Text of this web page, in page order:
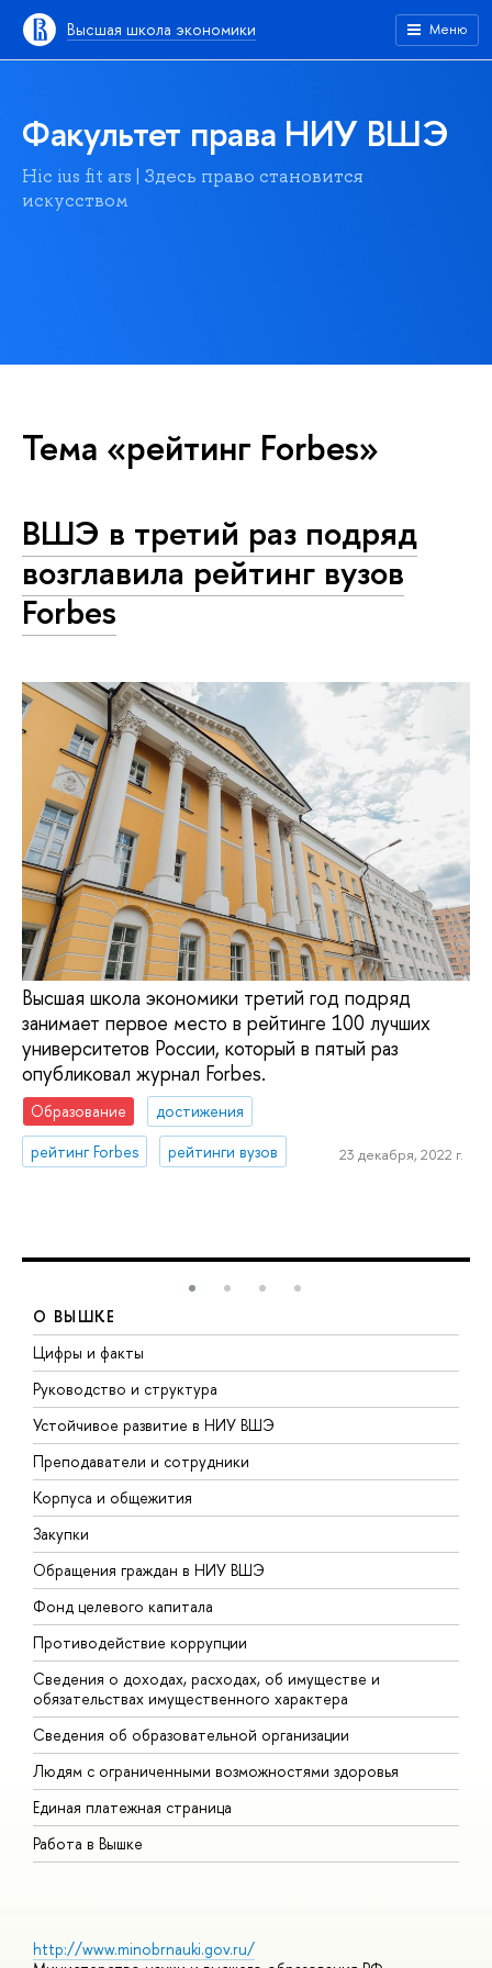
Высшая школа экономики Меню
Факультет права НИУ ВШЭ
Hic ius fit ars | Здесь право становится
искусством
Тема «рейтинг Forbes»
ВШЭ в третий раз подряд
возглавила рейтинг вузов
Forbes
Высшая школа экономики третий год подряд
занимает первое место в рейтинге 100 лучших
университетов России, который в пятый раз
опубликовал журнал Forbes.
Образование
достижения
рейтинг Forbes
рейтинги вузов 23 декабря, 2022 г.
О ВЫШКЕ
Цифры и факты
Руководство и структура
Устойчивое развитие в НИУ ВШЭ
Преподаватели и сотрудники
Корпуса и общежития
Закупки
Обращения граждан в НИУ ВШЭ
Фонд целевого капитала
Противодействие коррупции
Сведения о доходах, расходах, об имуществе и
обязательствах имущественного характера
Сведения об образовательной организации
Людям с ограниченными возможностями здоровья
Единая платежная страница
Работа в Вышке
http://www.minobrnauki.gov.ru/